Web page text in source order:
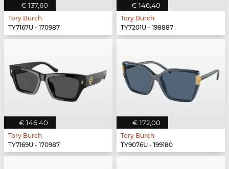
€ 137,60
Tory Burch
TY7167U - 170987
€ 146,40
Tory Burch
TY7201U - 198887
€ 146,40
Tory Burch
TY7169U - 170987
€ 172,00
Tory Burch
TY9076U - 199180